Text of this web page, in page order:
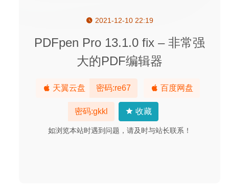
2021-12-10 22:19
PDFpen Pro 13.1.0 fix – 非常强
大的PDF编辑器
天翼云盘 密码:re67 百度网盘
密码:gkkl 收藏
如浏览本站时遇到问题，请及时与站长联系！
Persecond 1.7.1 中文版 – 延时照片一键转换为视频
Capture One 20 Pro 13.1.0.164 Beta 4 中文版-专业级raw
2020-05-14
Microsoft Office 2019 16.40 中文版-微软Office办公套件
2020-08-12
Folder Factory 7.13.1 – 小巧的文件夹图标修改工具
Swift Publisher 5.5.4 – 非常好用的版面设计软件 2020-04-